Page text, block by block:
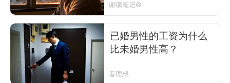
谢璞笔记©
已婚男性的工资为什么
比未婚男性高？
看理想